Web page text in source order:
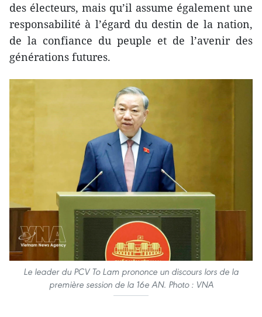
des électeurs, mais qu’il assume également une
responsabilité à l’égard du destin de la nation,
de la confiance du peuple et de l’avenir des
générations futures.
Le leader du PCV To Lam prononce un discours lors de la
première session de la 16e AN. Photo : VNA